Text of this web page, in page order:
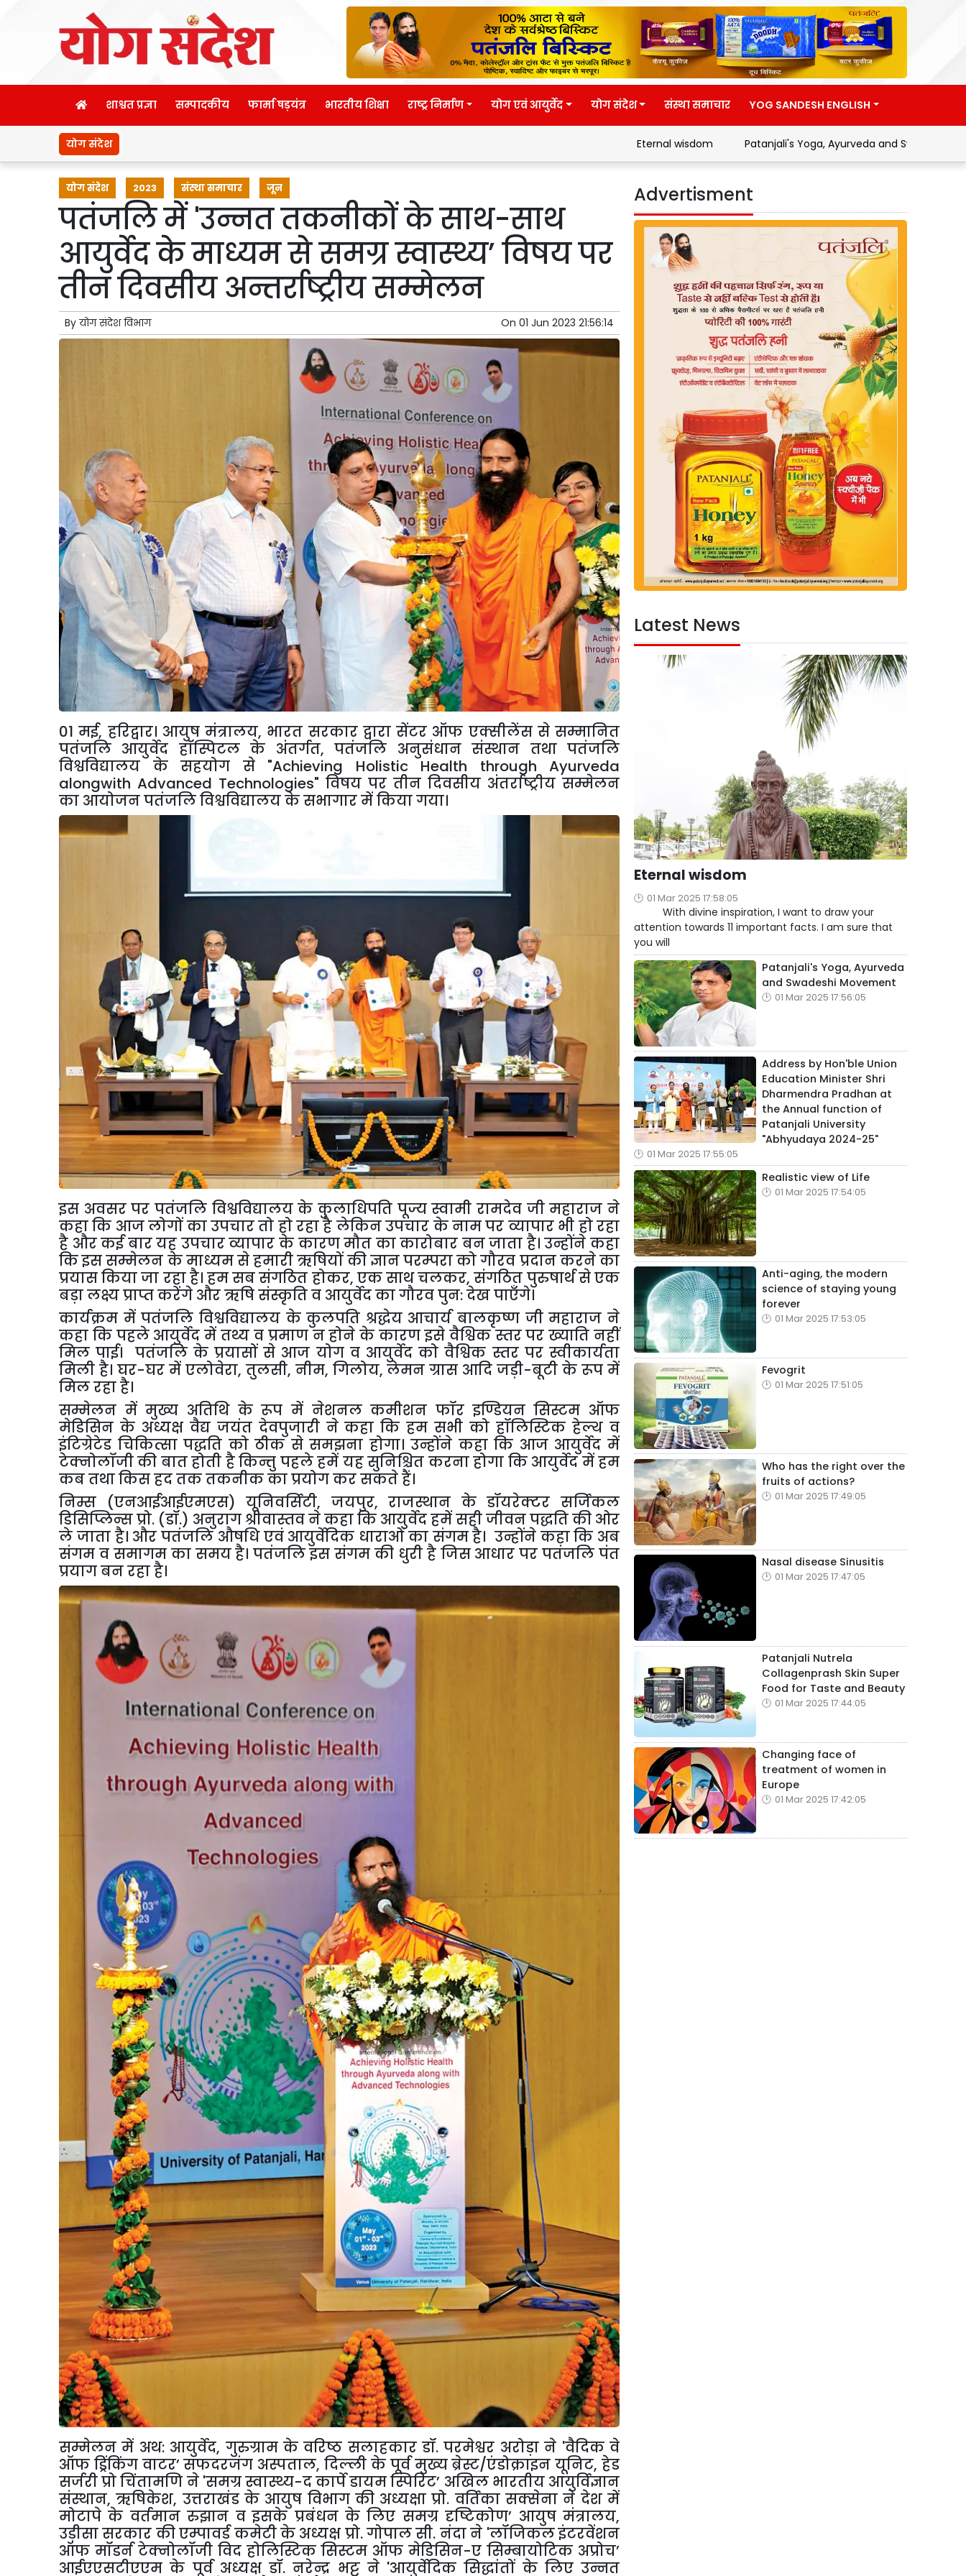
शाश्वत प्रज्ञा सम्पादकीय फार्मा षड़यंत्र भारतीय शिक्षा राष्ट्र निर्माण योग एवं आयुर्वेद योग संदेश संस्था समाचार YOG SANDESH ENGLISH
योग संदेश Patanjali's Yoga, Ayurveda and Swadeshi Movement
योग संदेश 2023 संस्था समाचार जून
पतंजलि में 'उन्नत तकनीकों के साथ-साथ
आयुर्वेद के माध्यम से समग्र स्वास्थ्य’ विषय पर
तीन दिवसीय अन्तर्राष्ट्रीय सम्मेलन
By योग संदेश विभाग On 01 Jun 2023 21:56:14
01 मई, हरिद्वार। आयुष मंत्रालय, भारत सरकार द्वारा सेंटर ऑफ एक्सीलेंस से सम्मानित
पतंजलि आयुर्वेद हॉस्पिटल के अंतर्गत,पतंजलि अनुसंधान संस्थान तथा पतंजलि
विश्वविद्यालय के सहयोग से "Achieving Holistic Health through Ayurveda
alongwith Advanced Technologies" विषय पर तीन दिवसीय अंतर्राष्ट्रीय सम्मेलन
का आयोजन पतंजलि विश्वविद्यालय के सभागार में किया गया।
इस अवसर पर पतंजलि विश्वविद्यालय के कुलाधिपति पूज्य स्वामी रामदेव जी महाराज ने
कहा कि आज लोगों का उपचार तो हो रहा है लेकिन उपचार के नाम पर व्यापार भी हो रहा
है और कई बार यह उपचार व्यापार के कारण मौत का कारोबार बन जाता है। उन्होंने कहा
कि इस सम्मेलन के माध्यम से हमारी ऋषियों की ज्ञान परम्परा को गौरव प्रदान करने का
प्रयास किया जा रहा है। हम सब संगठित होकर, एक साथ चलकर,संगठित पुरुषार्थ से एक
बड़ा लक्ष्य प्राप्त करेंगे और ऋषि संस्कृति व आयुर्वेद का गौरव पुन: देख पाएँगे।
कार्यक्रम में पतंजलि विश्वविद्यालय के कुलपति श्रद्धेय आचार्य बालकृष्ण जी महाराज ने
कहा कि पहले आयुर्वेद में तथ्य व प्रमाण न होने के कारण इसे वैश्विक स्तर पर ख्याति नहीं
मिल पाई। पतंजलि के प्रयासों से आज योग व आयुर्वेद को वैश्विक स्तर पर स्वीकार्यता
मिली है। घर-घर में एलोवेरा, तुलसी, नीम, गिलोय,लेमन ग्रास आदि जड़ी-बूटी के रूप में
मिल रहा है।
सम्मेलन में मुख्य अतिथि के रूप में नेशनल कमीशन फॉर इण्डियन सिस्टम ऑफ
मेडिसिन के अध्यक्ष वैद्य जयंत देवपुजारी ने कहा कि हम सभी को हॉलिस्टिक हेल्थ व
इंटिग्रेटेड चिकित्सा पद्धति को ठीक से समझना होगा। उन्होंने कहा कि आज आयुर्वेद में
टेक्नोलॉजी की बात होती है किन्तु पहले हमें यह सुनिश्चित करना होगा कि आयुर्वेद में हम
कब तथा किस हद तक तकनीक का प्रयोग कर सकते हैं।
निम्स (एनआईआईएमएस) यूनिवर्सिटी, जयपुर,राजस्थान के डॉयरेक्टर सर्जिकल
डिसिप्लिन्स प्रो. (डॉ.) अनुराग श्रीवास्तव ने कहा कि आयुर्वेद हमें सही जीवन पद्धति की ओर
ले जाता है। और पतंजलि औषधि एवं आयुर्वेदिक धाराओं का संगम है। उन्होंने कहा कि अब
संगम व समागम का समय है। पतंजलि इस संगम की धुरी है जिस आधार पर पतंजलि पंत
प्रयाग बन रहा है।
सम्मेलन में अथ: आयुर्वेद, गुरुग्राम के वरिष्ठ सलाहकार डॉ. परमेश्वर अरोड़ा ने 'वैदिक वे
ऑफ ड्रिंकिंग वाटर’सफदरजंग अस्पताल,दिल्ली के पूर्व मुख्य ब्रेस्ट/एंडोक्राइन यूनिट,हेड
सर्जरी प्रो चिंतामणि ने 'समग्र स्वास्थ्य-द कार्पे डायम स्पिरिट’ अखिल भारतीय आयुर्विज्ञान
संस्थान,ऋषिकेश, उत्तराखंड के आयुष विभाग की अध्यक्षा प्रो. वर्तिका सक्सेना ने देश में
मोटापे के वर्तमान रुझान व इसके प्रबंधन के लिए समग्र दृष्टिकोण’ आयुष मंत्रालय,
उड़ीसा सरकार की एम्पावर्ड कमेटी के अध्यक्ष प्रो. गोपाल सी. नंदा ने 'लॉजिकल इंटरवेंशन
ऑफ मॉडर्न टेक्नोलॉजी विद होलिस्टिक सिस्टम ऑफ मेडिसिन-ए सिम्बायोटिक अप्रोच’
आईएएसटीएएम के पूर्व अध्यक्ष डॉ. नरेन्द्र भट्ट ने 'आयुर्वेदिक सिद्धांतों के लिए उन्नत
Advertisment
Latest News
Eternal wisdom
01 Mar 2025 17:58:05
With divine inspiration, I want to draw your
attention towards 11 important facts. I am sure that
you will
Patanjali's Yoga, Ayurveda
and Swadeshi Movement
01 Mar 2025 17:56:05
Address by Hon'ble Union
Education Minister Shri
Dharmendra Pradhan at
the Annual function of
Patanjali University
"Abhyudaya 2024-25"
01 Mar 2025 17:55:05
Realistic view of Life
01 Mar 2025 17:54:05
Anti-aging, the modern
science of staying young
forever
01 Mar 2025 17:53:05
Fevogrit
01 Mar 2025 17:51:05
Who has the right over the
fruits of actions?
01 Mar 2025 17:49:05
Nasal disease Sinusitis
01 Mar 2025 17:47:05
Patanjali Nutrela
Collagenprash Skin Super
Food for Taste and Beauty
01 Mar 2025 17:44:05
Changing face of
treatment of women in
Europe
01 Mar 2025 17:42:05